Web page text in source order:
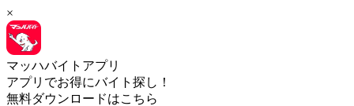
×
マッハバイトアプリ
アプリでお得にバイト探し！
無料ダウンロードはこちら